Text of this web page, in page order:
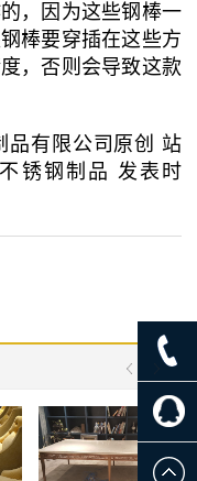
，因为这些钢棒一
棒要穿插在这些方
，否则会导致这款
品有限公司原创 站
不锈钢制品 发表时